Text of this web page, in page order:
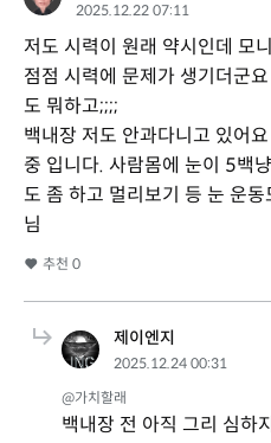
2025.12.22 07:11
저도 시력이 원래 약시인데 모
점점 시력에 문제가 생기더군
도 뭐하고;;;;
백내장 저도 안과다니고 있어
중 입니다. 사람몸에 눈이 5백
도 좀 하고 멀리보기 등 눈 운
님
추천 0
제이엔지
2025.12.24 00:31
@가치할래
백내장 전 아직 그리 심하